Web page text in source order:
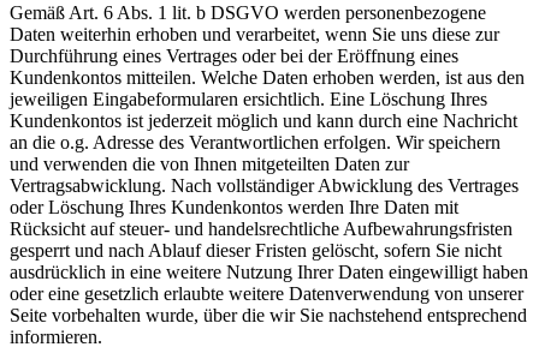
Gemäß Art. 6 Abs. 1 lit. b DSGVO werden personenbezogene
Daten weiterhin erhoben und verarbeitet, wenn Sie uns diese zur
Durchführung eines Vertrages oder bei der Eröffnung eines
Kundenkontos mitteilen. Welche Daten erhoben werden, ist aus den
jeweiligen Eingabeformularen ersichtlich. Eine Löschung Ihres
Kundenkontos ist jederzeit möglich und kann durch eine Nachricht
an die o.g. Adresse des Verantwortlichen erfolgen. Wir speichern
und verwenden die von Ihnen mitgeteilten Daten zur
Vertragsabwicklung. Nach vollständiger Abwicklung des Vertrages
oder Löschung Ihres Kundenkontos werden Ihre Daten mit
Rücksicht auf steuer- und handelsrechtliche Aufbewahrungsfristen
gesperrt und nach Ablauf dieser Fristen gelöscht, sofern Sie nicht
ausdrücklich in eine weitere Nutzung Ihrer Daten eingewilligt haben
oder eine gesetzlich erlaubte weitere Datenverwendung von unserer
Seite vorbehalten wurde, über die wir Sie nachstehend entsprechend
informieren.